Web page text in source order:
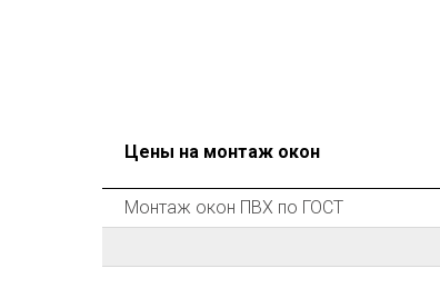
Цены на монтаж окон
Монтаж окон ПВХ по ГОСТ